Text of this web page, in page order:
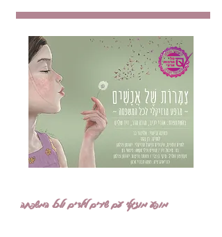
מופע מוזיקלי עם שירים לילדים ולכל המשפחה